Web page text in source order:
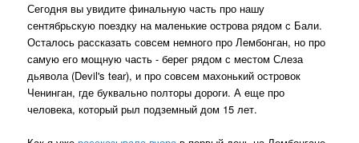
Сегодня вы увидите финальную часть про нашу
сентябрьскую поездку на маленькие острова рядом с Бали.
Осталось рассказать совсем немного про Лембонган, но про
самую его мощную часть - берег рядом с местом Слеза
дьявола (Devil's tear), и про совсем махонький островок
Ченинган, где буквально полторы дороги. А еще про
человека, который рыл подземный дом 15 лет.